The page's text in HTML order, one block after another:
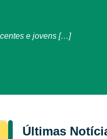
e jovens […]
Últimas